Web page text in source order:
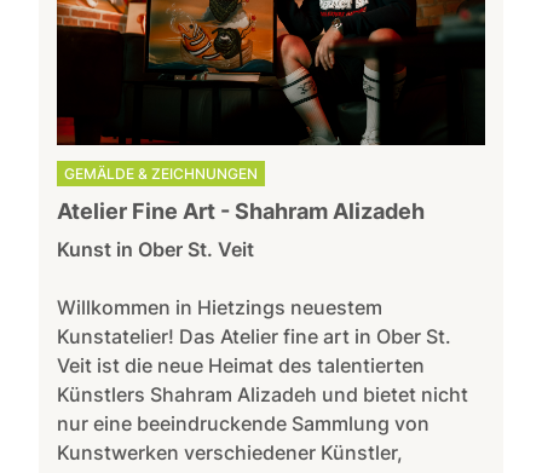
GEMÄLDE & ZEICHNUNGEN
Atelier Fine Art - Shahram Alizadeh
Kunst in Ober St. Veit
Willkommen in Hietzings neuestem
Kunstatelier! Das Atelier fine art in Ober St.
Veit ist die neue Heimat des talentierten
Künstlers Shahram Alizadeh und bietet nicht
nur eine beeindruckende Sammlung von
Kunstwerken verschiedener Künstler,